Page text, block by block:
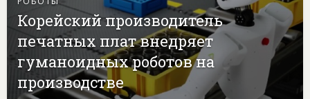
Корейский производитель
печатных плат внедряет
гуманоидных роботов на
производстве